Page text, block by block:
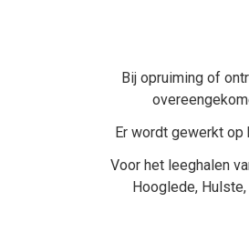
Bij opruiming of
Er wordt gewerkt
Voor het leeghalen
Hooglede, Hulste,